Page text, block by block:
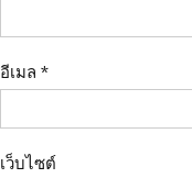
อีเมล *
เว็บไซต์